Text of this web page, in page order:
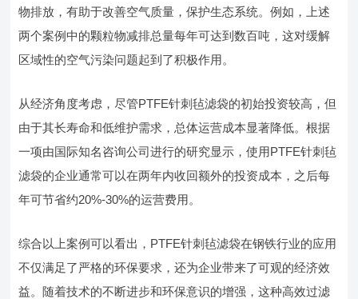
物排放，有助于改善空气质量，保护生态系统。例如，上述
两个案例中的颗粒物减排总量每年可达到数百吨，这对缓解
区域性的空气污染问题起到了积极作用。
从经济角度考虑，尽管PTFE针刺毡滤袋的初始投资较高，但
由于其长寿命和低维护需求，总体运营成本显著降低。根据
一项由国际知名咨询公司进行的研究显示，使用PTFE针刺毡
滤袋的企业通常可以在两年内收回额外的投资成本，之后每
年可节省约20%-30%的运营费用。
综合以上案例可以看出，PTFE针刺毡滤袋在钢铁行业的应用
不仅满足了严格的环保要求，还为企业带来了可观的经济效
益。随着技术的不断进步和环保意识的增强，这种高效过滤